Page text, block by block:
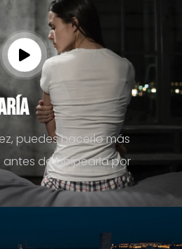
puedes hacerlo más
antes de golpearla por